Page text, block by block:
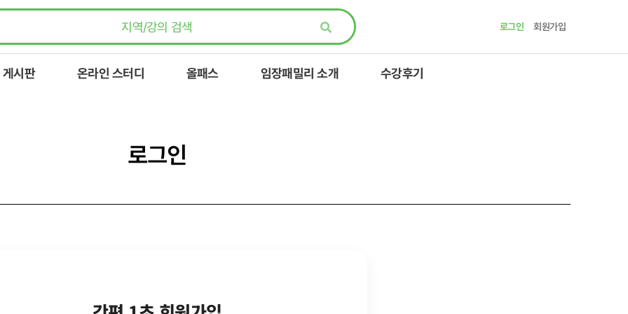
로그인 회원가입
시판 온라인 스터디 올패스 임장패밀리 소개 수강후기
로그인